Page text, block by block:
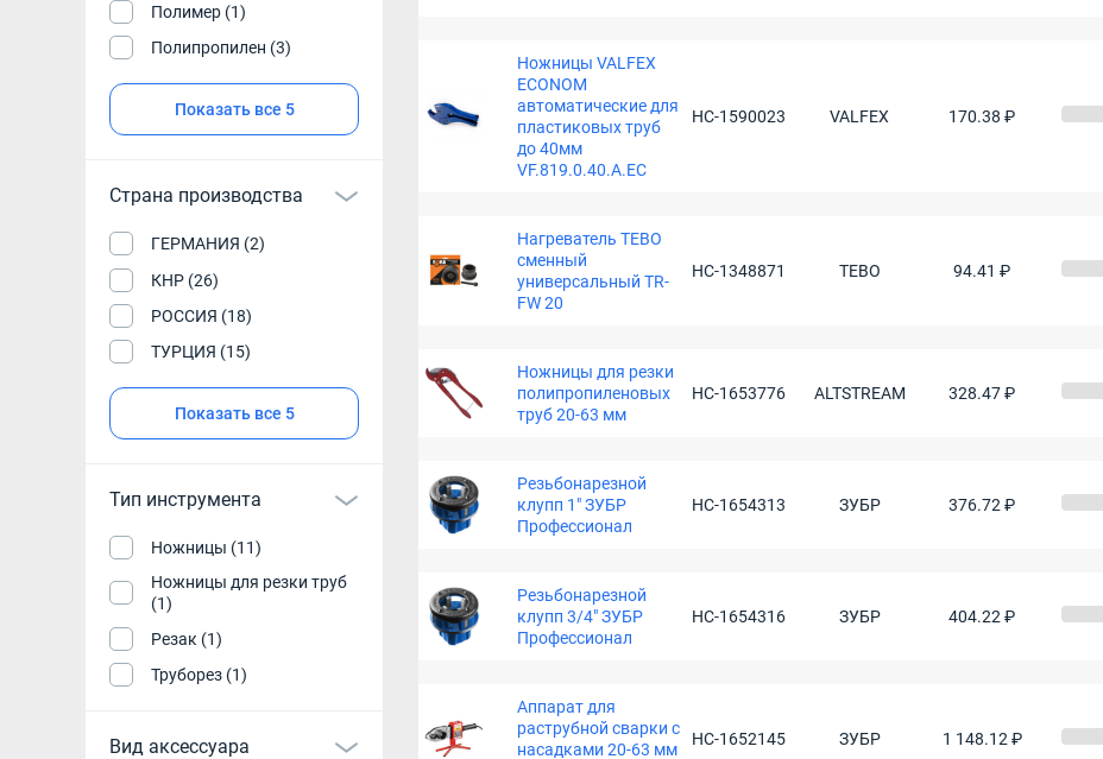
Полимер (1)
Полипропилен (3)
Показать все 5
Страна производства
ГЕРМАНИЯ (2)
КНР (26)
РОССИЯ (18)
ТУРЦИЯ (15)
Показать все 5
Тип инструмента
Ножницы (11)
Ножницы для резки труб
(1)
Резак (1)
Труборез (1)
Вид аксессуара
Ножницы VALFEX
ECONOM
автоматические для
пластиковых труб
до 40мм
VF.819.0.40.А.EC
НС-1590023 VALFEX 170.38 ₽
Нагреватель TEBO
сменный
универсальный TR-
FW 20
НС-1348871 TEBO 94.41 ₽
Ножницы для резки
полипропиленовых
труб 20-63 мм
НС-1653776 ALTSTREAM 328.47 ₽
Резьбонарезной
клупп 1" ЗУБР
Профессионал
НС-1654313 ЗУБР 376.72 ₽
Резьбонарезной
клупп 3/4" ЗУБР
Профессионал
НС-1654316 ЗУБР 404.22 ₽
Аппарат для
раструбной сварки с
насадками 20-63 мм
НС-1652145 ЗУБР 1 148.12 ₽